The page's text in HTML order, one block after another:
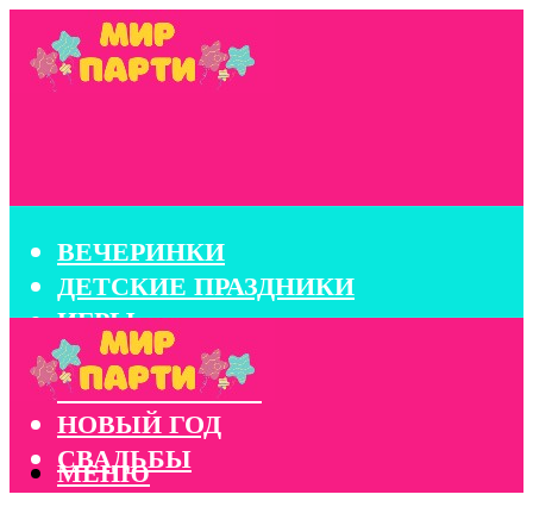
ВЕЧЕРИНКИ
ДЕТСКИЕ ПРАЗДНИКИ
ИГРЫ
КОНКУРСЫ
КОРПОРАТИВЫ
НОВЫЙ ГОД
СВАДЬБЫ
МЕНЮ